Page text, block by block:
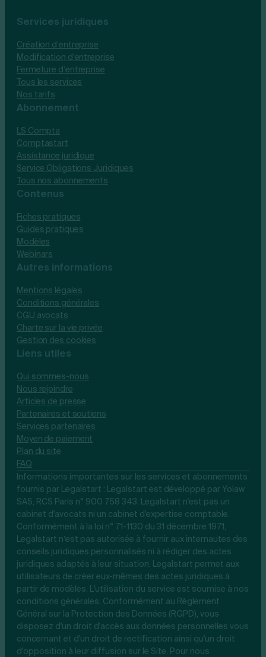
Services juridiques
Création d’entreprise
Modification d’entreprise
Fermeture d’entreprise
Tous les services
Nos tarifs
Abonnement
LS Compta
Comptastart
Assistance juridique
Service Obligations Juridiques
Tous nos abonnements
Contenus
Fiches pratiques
Guides pratiques
Modèles
Webinars
Autres informations
Mentions légales
Conditions générales
CGU avocats
Charte sur la vie privée
Gestion des cookies
Liens utiles
Qui sommes-nous
Nous rejoindre
Articles de presse
Partenaires et soutiens
Services partenaires
Moyen de paiement
Plan du site
FAQ
Informations importantes sur les services et abonnements
fournis par Legalstart : Legalstart est développé par Yolaw
SAS, RCS Paris n° 900 758 343. Legalstart n'est pas un
cabinet d'avocats ni un cabinet d'expertise comptable.
Conformément à la loi n° 71-1130 du 31 décembre 1971,
Legalstart n’est pas autorisée à fournir aux internautes des
conseils juridiques personnalisés ni à rédiger des actes
juridiques adaptés à leur situation. Legalstart permet aux
utilisateurs de créer eux-mêmes des actes juridiques à
partir de modèles. L'utilisation du service est soumise à nos
conditions générales. Conformément au Règlement
Général sur la Protection des Données (RGPD), vous
disposez d'un droit d'accès aux données personnelles vous
concernant et d'un droit de rectification ainsi qu'un droit
d'opposition à leur diffusion sur le Site. Pour nous